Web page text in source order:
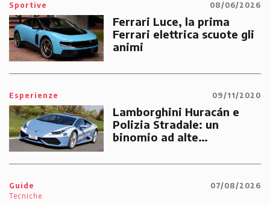
Sportive 08/06/2026
Ferrari Luce, la prima
Ferrari elettrica scuote gli
animi
Esperienze 09/11/2020
Lamborghini Huracán e
Polizia Stradale: un
binomio ad alte
emergenze dei cittadini
Guide
Tecniche
07/08/2026